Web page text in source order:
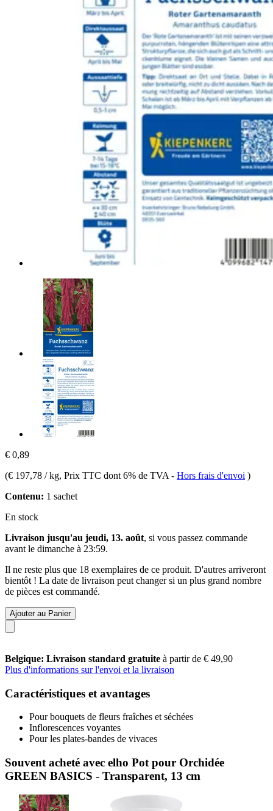
€ 0,89
(€ 197,78 / kg, Prix TTC dont 6% de TVA - Hors frais d'envoi )
Contenu: 1 sachet
En stock
Livraison jusqu'au jeudi, 13. août, si vous passez commande
avant le dimanche à 23:59.
Il ne reste plus que 18 exemplaires de ce produit. D'autres arriveront
bientôt ! La date de livraison peut changer si un plus grand nombre
de pièces est commandé.
Ajouter au Panier
Belgique: Livraison standard gratuite à partir de € 49,90
Plus d'informations sur l'envoi et la livraison
Caractéristiques et avantages
Pour bouquets de fleurs fraîches et séchées
Inflorescences voyantes
Pour les plates-bandes de vivaces
Souvent acheté avec elho Pot pour Orchidée
GREEN BASICS - Transparent, 13 cm